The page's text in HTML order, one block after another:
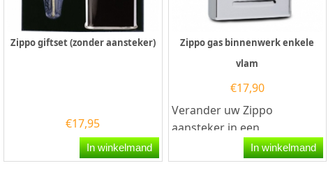
Zippo giftset (zonder aansteker)
€17,95
In winkelmand
Zippo gas binnenwerk enkele
vlam
€17,90
Verander uw Zippo
aansteker in een
gasaansteker met dit
originele gas binnenwerk...
In winkelmand